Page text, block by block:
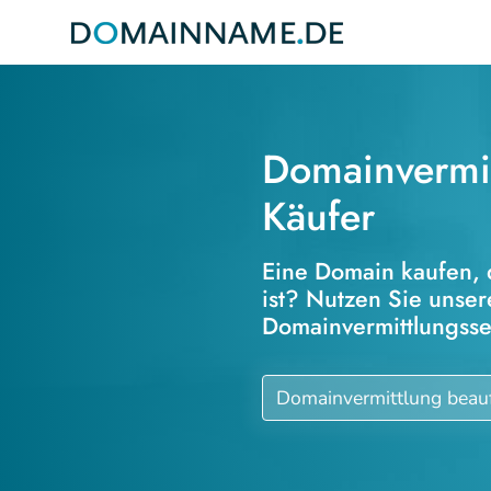
Käufer
Eine Domain
ist? Nutzen Sie
Domainvermittlung